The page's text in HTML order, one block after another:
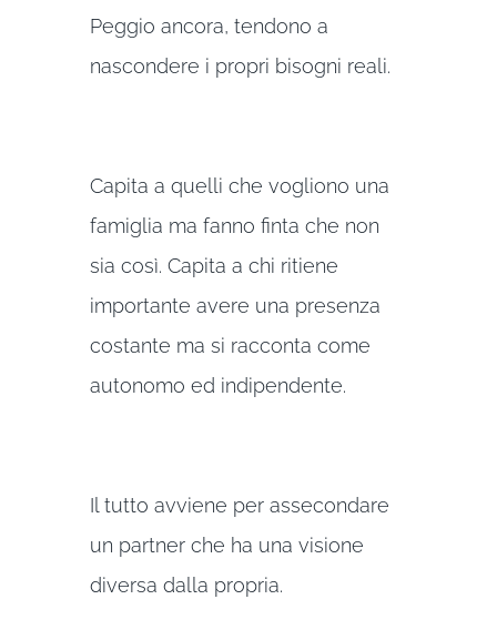
Peggio ancora, tendono a
nascondere i propri bisogni reali.
Capita a quelli che vogliono una
famiglia ma fanno finta che non
sia così. Capita a chi ritiene
importante avere una presenza
costante ma si racconta come
autonomo ed indipendente.
Il tutto avviene per assecondare
un partner che ha una visione
diversa dalla propria.